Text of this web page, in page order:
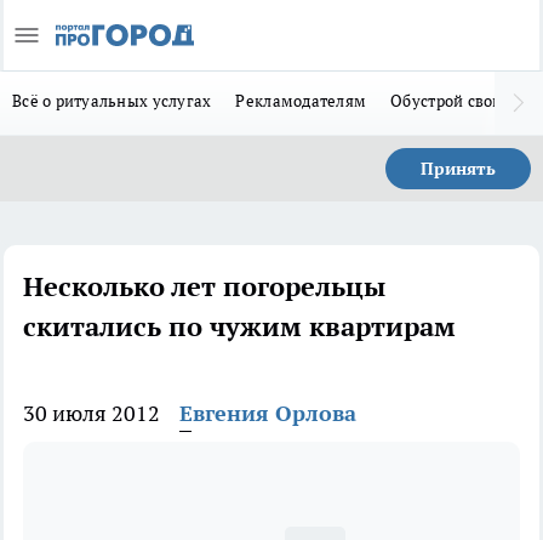
Всё о ритуальных услугах Рекламодателям Обустрой свой дом
Принять
Несколько лет погорельцы
скитались по чужим квартирам
30 июля 2012 Евгения Орлова